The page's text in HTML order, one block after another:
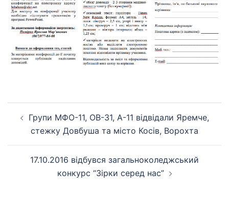
по
запису
Групи МФО-11, ОВ-31, А-11 відвідали Яремче,
стежку Довбуша та місто Косів, Ворохта
17.10.2016 відбувся загальноколеджський
конкурс “Зірки серед нас”